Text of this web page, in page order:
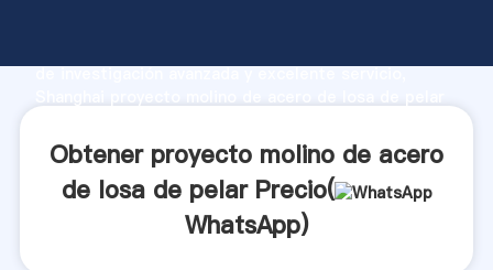
de investigación avanzada y excelente servicio,
clientes.
Obtener proyecto molino de acero
de losa de pelar Precio(
WhatsApp)